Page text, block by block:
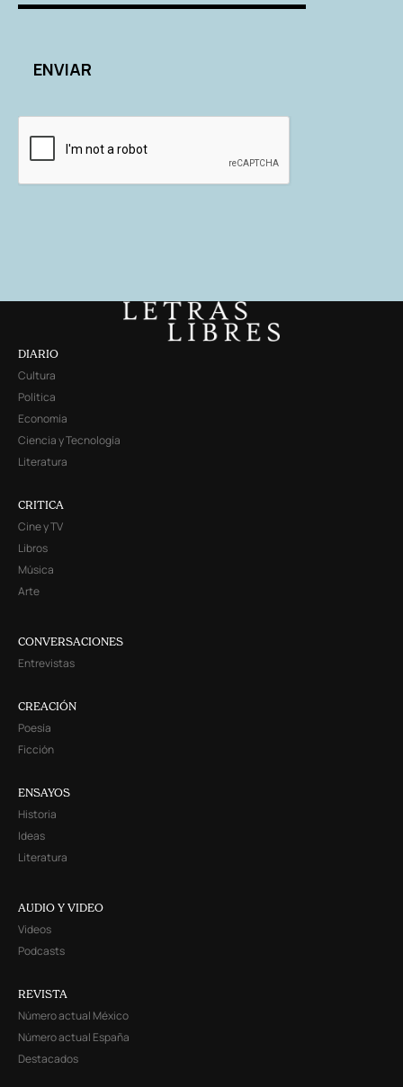
DIARIO
Cultura
Política
Economía
Ciencia y Tecnología
Literatura
CRITICA
Cine y TV
Libros
Música
Arte
CONVERSACIONES
Entrevistas
CREACIÓN
Poesía
Ficción
ENSAYOS
Historia
Ideas
Literatura
AUDIO Y VIDEO
Videos
Podcasts
REVISTA
Número actual México
Número actual España
Destacados